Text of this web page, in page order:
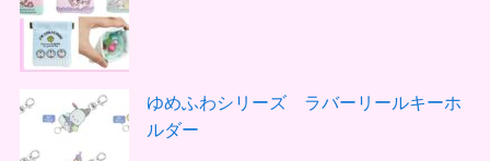
ゆめふわシリーズ ラバーリールキーホ
ルダー